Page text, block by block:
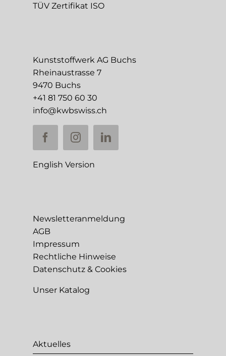
TÜV Zertifikat ISO
Kunststoffwerk AG Buchs
Rheinaustrasse 7
9470 Buchs
+41 81 750 60 30
info@kwbswiss.ch
English Version
Newsletteranmeldung
AGB
Impressum
Rechtliche Hinweise
Datenschutz & Cookies
Unser Katalog
Aktuelles